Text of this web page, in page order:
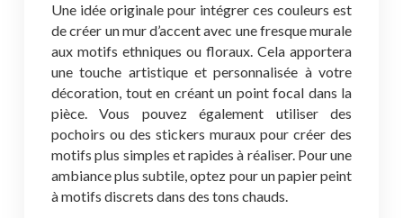
Une idée originale pour intégrer ces couleurs est
de créer un mur d’accent avec une fresque murale
aux motifs ethniques ou floraux. Cela apportera
une touche artistique et personnalisée à votre
décoration, tout en créant un point focal dans la
pièce. Vous pouvez également utiliser des
pochoirs ou des stickers muraux pour créer des
motifs plus simples et rapides à réaliser. Pour une
ambiance plus subtile, optez pour un papier peint
à motifs discrets dans des tons chauds.